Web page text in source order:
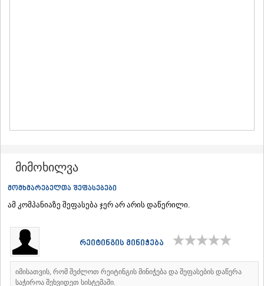
ᲖᲣᲒᲓᲘᲓᲘ
ᲛᲐᲠᲢᲕᲘᲚᲘ
ᲛᲔᲡᲢᲘᲐ
ᲡᲔᲜᲐᲙᲘ
ᲬᲐᲚᲔᲜᲯᲘᲮᲐ
ᲮᲝᲑᲘ
ᲐᲜᲐᲙᲚᲘᲐ
ᲯᲕᲐᲠᲘ
ᲡᲐᲛᲪᲮᲔ–ᲯᲐᲕᲐᲮᲔᲗᲘ
მიმოხილვა
მომხმარებელთა შეფასებები
ამ კომპანიაზე შეფასება ჯერ არ არის დაწერილი.
რეიტინგის მინიჭება
იმისათვის, რომ შეძლოთ რეიტინგის მინიჭება და შეფასების დაწერა
საჭიროა შეხვიდეთ სისტემაში.